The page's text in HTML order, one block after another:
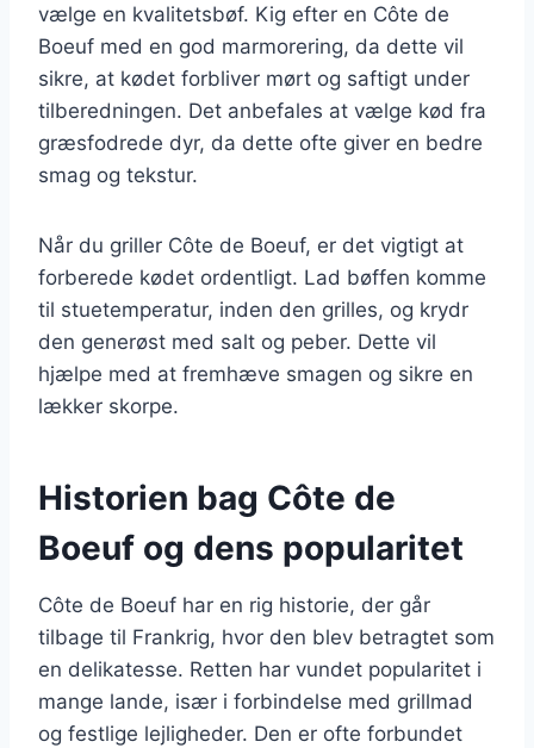
vælge en kvalitetsbøf. Kig efter en Côte de
Boeuf med en god marmorering, da dette vil
sikre, at kødet forbliver mørt og saftigt under
tilberedningen. Det anbefales at vælge kød fra
græsfodrede dyr, da dette ofte giver en bedre
smag og tekstur.
Når du griller Côte de Boeuf, er det vigtigt at
forberede kødet ordentligt. Lad bøffen komme
til stuetemperatur, inden den grilles, og krydr
den generøst med salt og peber. Dette vil
hjælpe med at fremhæve smagen og sikre en
lækker skorpe.
Historien bag Côte de
Boeuf og dens popularitet
Côte de Boeuf har en rig historie, der går
tilbage til Frankrig, hvor den blev betragtet som
en delikatesse. Retten har vundet popularitet i
mange lande, især i forbindelse med grillmad
og festlige lejligheder. Den er ofte forbundet